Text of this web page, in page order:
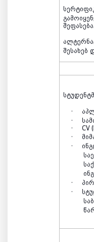
შეფასება
შესახებ
·
·
·
CV
·
·
·
·